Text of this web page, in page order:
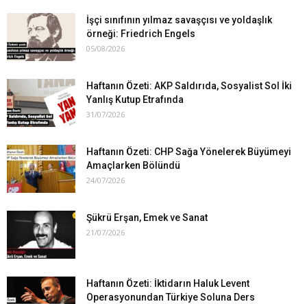
İşçi sınıfının yılmaz savaşçısı ve yoldaşlık
örneği: Friedrich Engels
05/08/2026
Haftanın Özeti: AKP Saldırıda, Sosyalist Sol İki
Yanlış Kutup Etrafında
31/07/2026
Haftanın Özeti: CHP Sağa Yönelerek Büyümeyi
Amaçlarken Bölündü
24/07/2026
Şükrü Erşan, Emek ve Sanat
21/07/2026
Haftanın Özeti: İktidarın Haluk Levent
Operasyonundan Türkiye Soluna Ders